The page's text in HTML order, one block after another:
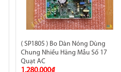
( SP1805 ) Bo Dàn Nóng Dùng
Chung Nhiều Hãng Mẫu Số 17
Quạt AC